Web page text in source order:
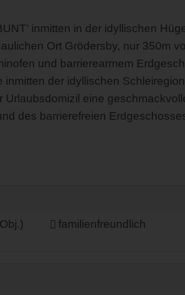
inmitten in der idyllischen
Ort Grödersby, nur 350m
und barrierearmem
der idyllischen
eine
des barrierefreien
familienfreundlich